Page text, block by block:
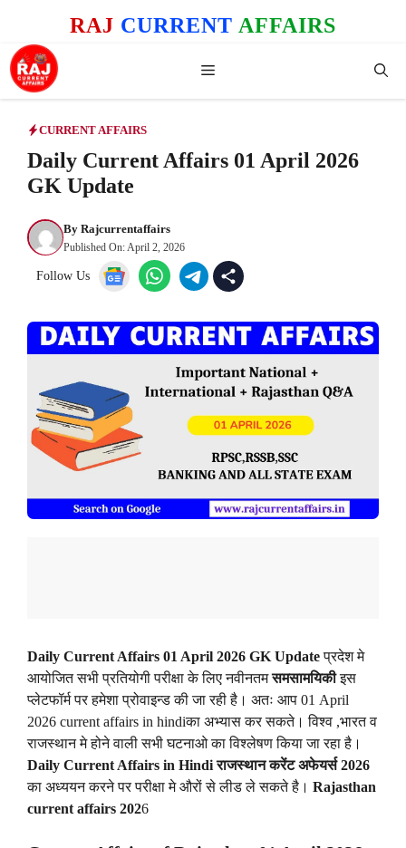
content
RAJ CURRENT AFFAIRS
Menu
CURRENT AFFAIRS
Daily Current Affairs 01 April 2026
GK Update
By Rajcurrentaffairs
Published On: April 2, 2026
Follow Us
Daily Current Affairs 01 April 2026 GK Updateप्रदेश मे
आयोजित सभी प्रतियोगी परीक्षा के लिए नवीनतमसमसामयिकीइस
प्लेटफॉर्म पर हमेशा प्रोवाइन्ड की जा रही है। अतः आप 01 April
2026 current affairs in hindiका अभ्यास कर सकते। विश्व ,भारत व
राजस्थान मे होने वाली सभी घटनाओ का विश्लेषण किया जा रहा है।
Daily Current Affairs in Hindi राजस्थान करेंट अफेयर्स 2026
का अध्ययन करने पर परीक्षा मे औरों से लीड ले सकते है। Rajasthan
current affairs 2026